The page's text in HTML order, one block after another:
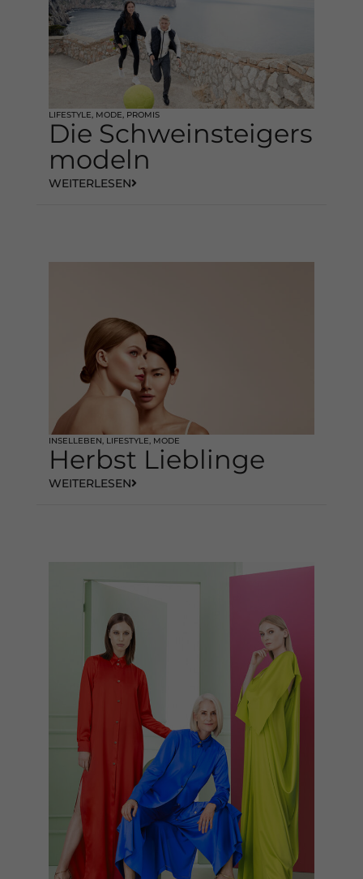
LIFESTYLE, MODE, PROMIS
Die Schweinsteigers
modeln
WEITERLESEN
INSELLEBEN, LIFESTYLE, MODE
Herbst Lieblinge
WEITERLESEN
keiner manuellen Einwilligung mehr.
Cookie-Informationen anzeigen
Datenschutzerklärung